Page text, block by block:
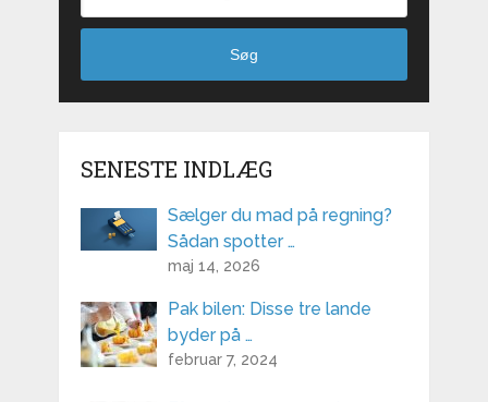
Søg
SENESTE INDLÆG
Sælger du mad på regning?
Sådan spotter …
maj 14, 2026
Pak bilen: Disse tre lande
byder på …
februar 7, 2024